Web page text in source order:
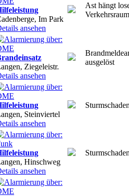
Im Park
ansehen
Ast hängt
Verkehrsraum
Ziegeleistr.
ansehen
ausgelöst
Steinviertel
ansehen
Hinschweg
ansehen